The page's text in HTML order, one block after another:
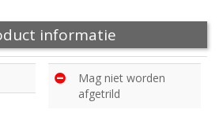
informatie
Mag niet worden
afgetrild